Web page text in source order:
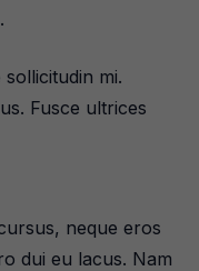
mi.
Fusce ultrices
neque eros
dui eu lacus. Nam